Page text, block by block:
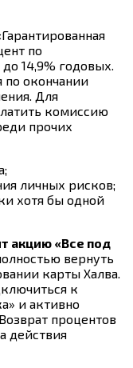
по
14,9% годовых.
по окончании
Для
комиссию
прочих
личных рисков;
хотя бы одной
акцию «Все под
вернуть
карты Халва.
к
и активно
процентов
действия